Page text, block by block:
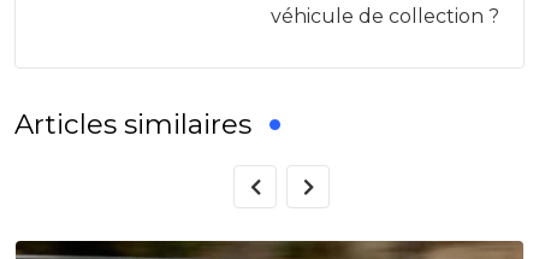
véhicule de collection ?
Articles similaires